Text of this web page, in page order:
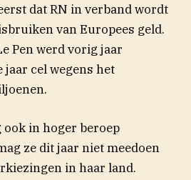
dat RN in verband wordt
van Europees geld.
Pen werd vorig jaar
cel wegens het
in hoger beroep
ze dit jaar niet meedoen
in haar land.